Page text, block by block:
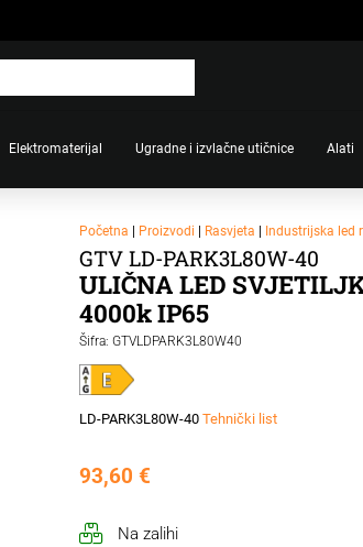
Elektromaterijal Ugradne i izvlačne utičnice Alati
Početna | Proizvodi | Rasvjeta | Industrijska led
GTV LD-PARK3L80W-40
ULIČNA LED
4000k IP65
Šifra: GTVLDPARK3L80W40
LD-PARK3L80W-40Tehnički list
93,60€
Na zalihi